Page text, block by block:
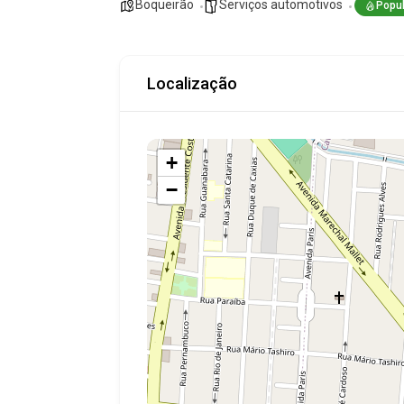
Boqueirão Serviços automotivos
Localização
+
−